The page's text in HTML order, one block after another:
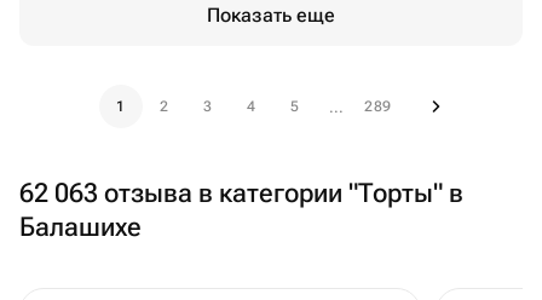
Показать еще
1 2 3 4 5 ... 289
62 063 отзыва в категории "Торты" в
Балашихе